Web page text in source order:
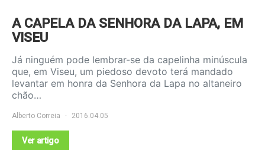
A CAPELA DA SENHORA DA LAPA, EM
VISEU
Já ninguém pode lembrar-se da capelinha minúscula
que, em Viseu, um piedoso devoto terá mandado
levantar em honra da Senhora da Lapa no altaneiro
chão…
Alberto Correia 2016.04.05
Ver artigo